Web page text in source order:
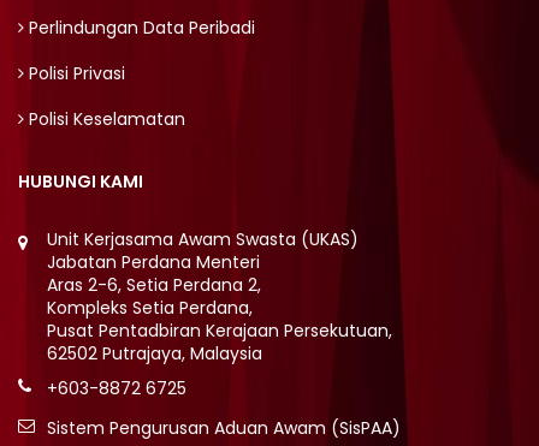
Perlindungan Data Peribadi
Polisi Privasi
Polisi Keselamatan
HUBUNGI KAMI
Unit Kerjasama Awam Swasta (UKAS)
Jabatan Perdana Menteri
Aras 2-6, Setia Perdana 2,
Kompleks Setia Perdana,
Pusat Pentadbiran Kerajaan Persekutuan,
62502 Putrajaya, Malaysia
+603-8872 6725
Sistem Pengurusan Aduan Awam (SisPAA)